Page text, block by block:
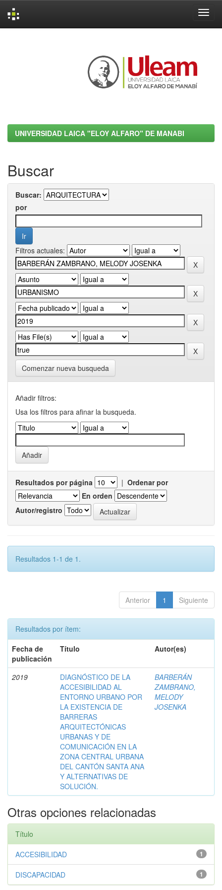
UNIVERSIDAD LAICA "ELOY ALFARO" DE MANABI
Buscar
Buscar:
por
Filtros actuales:
Comenzar nueva busqueda
Añadir filtros:
Usa los filtros para afinar la busqueda.
Resultados por página | Ordenar por
En orden
Autor/registro
Resultados 1-1 de 1.
Anterior 1 Siguiente
Resultados por ítem:
Fecha de
publicación
Título Autor(es)
2019
DIAGNÓSTICO DE LA
ACCESIBILIDAD AL
ENTORNO URBANO POR
LA EXISTENCIA DE
BARRERAS
ARQUITECTÓNICAS
URBANAS Y DE
COMUNICACIÓN EN LA
ZONA CENTRAL URBANA
DEL CANTÓN SANTA ANA
Y ALTERNATIVAS DE
SOLUCIÓN.
BARBERÁN
ZAMBRANO,
MELODY
JOSENKA
Otras opciones relacionadas
Título
1
ACCESIBILIDAD
1
DISCAPACIDAD